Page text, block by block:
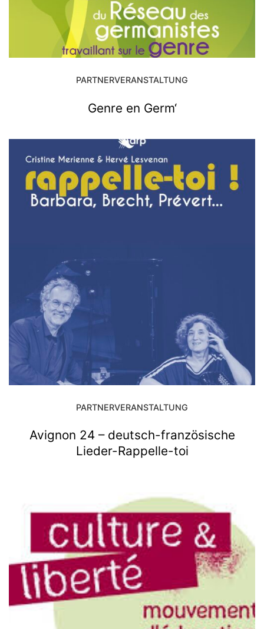
PARTNERVERANSTALTUNG
Genre en Germ‘
PARTNERVERANSTALTUNG
Avignon 24 – deutsch-französische
Lieder-Rappelle-toi